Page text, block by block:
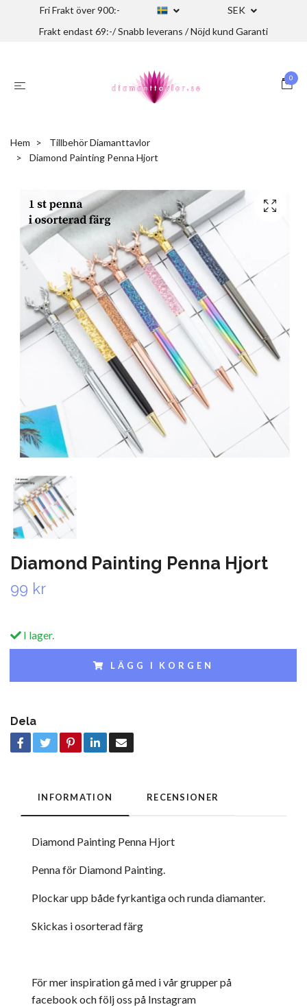
Fri Frakt över 900:-
SEK
Frakt endast 69:-/ Snabb leverans / Nöjd kund Garanti
0
Hem
Tillbehör Diamanttavlor
Diamond Painting Penna Hjort
Diamond Painting Penna Hjort
99 kr
I lager.
LÄGG I KORGEN
Dela
INFORMATION RECENSIONER
Diamond Painting Penna Hjort
Penna för Diamond Painting.
Plockar upp både fyrkantiga och runda diamanter.
Skickas i osorterad färg
För mer inspiration gå med i vår grupper på
facebook och följ oss på Instagram